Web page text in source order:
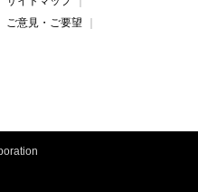
ご意見・ご要望